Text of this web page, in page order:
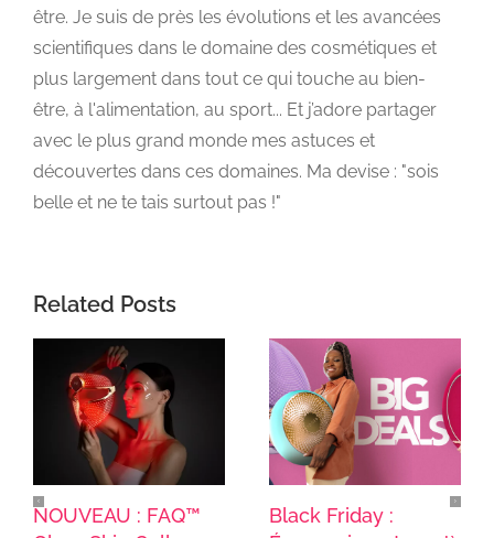
être. Je suis de près les évolutions et les avancées
scientifiques dans le domaine des cosmétiques et
plus largement dans tout ce qui touche au bien-
être, à l'alimentation, au sport... Et j’adore partager
avec le plus grand monde mes astuces et
découvertes dans ces domaines. Ma devise : "sois
belle et ne te tais surtout pas !"
Related Posts
NOUVEAU : FAQ™
Black Friday :